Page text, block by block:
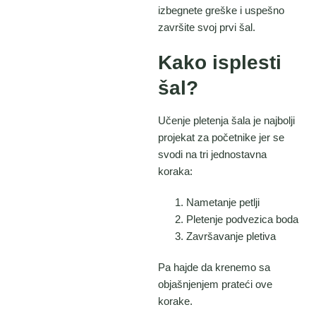
izbegnete greške i uspešno
završite svoj prvi šal.
Kako isplesti
šal?
Učenje pletenja šala je najbolji
projekat za početnike jer se
svodi na tri jednostavna
koraka:
Nametanje petlji
Pletenje podvezica boda
Završavanje pletiva
Pa hajde da krenemo sa
objašnjenjem prateći ove
korake.